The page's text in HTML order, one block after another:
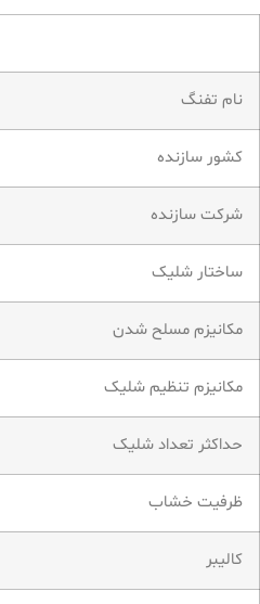
نام تفنگ
کشور سازنده
شرکت سازنده
ساختار شلیک
مکانیزم مسلح شدن
مکانیزم تنظیم شلیک
حداکثر تعداد شلیک
ظرفیت خشاب
کالیبر